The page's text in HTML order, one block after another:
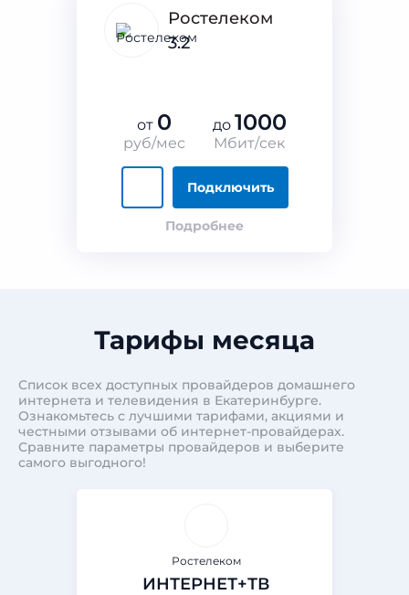
Ростелеком
3.2
от 0
руб/мес
до 1000
Мбит/сек
Подключить
Подробнее
Тарифы месяца
Список всех доступных провайдеров домашнего
интернета и телевидения в Екатеринбурге.
Ознакомьтесь с лучшими тарифами, акциями и
честными отзывами об интернет-провайдерах.
Сравните параметры провайдеров и выберите
самого выгодного!
Ростелеком
ИНТЕРНЕТ+ТВ